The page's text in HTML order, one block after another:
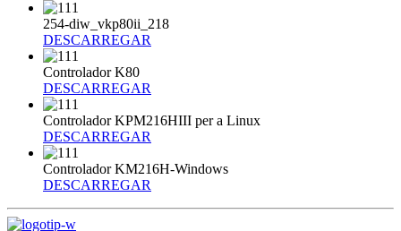
254-diw_vkp80ii_218
DESCARREGAR
Controlador K80
DESCARREGAR
Controlador KPM216HIII per a Linux
DESCARREGAR
Controlador KM216H-Windows
DESCARREGAR